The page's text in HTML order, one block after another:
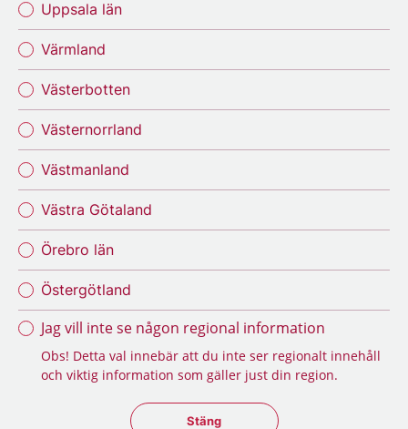
Uppsala län
Värmland
Västerbotten
Västernorrland
Västmanland
Västra Götaland
Örebro län
Östergötland
Jag vill inte se någon regional information
Obs! Detta val innebär att du inte ser regionalt innehåll
och viktig information som gäller just din region.
Stäng regionsväljaren
Stäng